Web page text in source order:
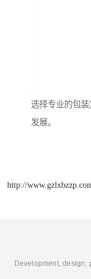
选择专业的包
发展。
http://
Development, design,